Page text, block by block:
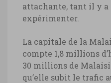
attachante, tant il y a
expérimenter.
La capitale de la
compte 1,8 millions
30 millions de
qu’elle subit le trafic